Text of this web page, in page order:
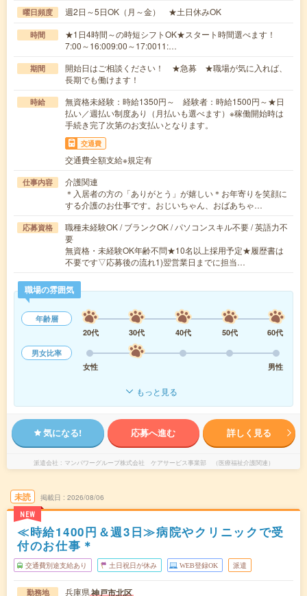
曜日頻度 週2日～5日OK（月～金） ★土日休みOK
時間
★1日4時間～の時短シフトOK★スタート時間選べます！
7:00～16:009:00～17:0011:…
期間
開始日はご相談ください！ ★急募 ★職場が気に入れば、
長期でも働けます！
時給
無資格未経験：時給1350円～ 経験者：時給1500円～★日
払い／週払い制度あり（月払いも選べます）※稼働開始時は
手続き完了次第のお支払いとなります。
交通費
交通費全額支給※規定有
仕事内容
介護関連
＊入居者の方の「ありがとう」が嬉しい＊お年寄りを笑顔に
する介護のお仕事です。おじいちゃん、おばあちゃ…
応募資格
職種未経験OK / ブランクOK / パソコンスキル不要 / 英語力不
要
無資格・未経験OK年齢不問★10名以上採用予定★履歴書は
不要です▽応募後の流れ1)翌営業日までに担当…
職場の雰囲気
年齢層
20代
30代 40代 50代
60代
男女比率
女性
男性
もっと見る
気になる! 応募へ進む 詳しく見る
派遣会社 マンパワーグループ株式会社 ケアサービス事業部 （医療福祉介護関連）
未読
NEW
掲載日 2026/08/06
≪時給1400円＆週3日≫病院やクリニックで受
付のお仕事＊
交通費別途支給あり 土日祝日が休み WEB登録OK 派遣
勤務地 兵庫県神戸市北区